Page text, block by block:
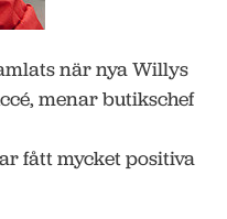
när nya Willys
menar butikschef
fått mycket positiva